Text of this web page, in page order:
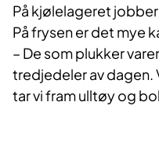
På kjølelageret
På frysen er det mye
– De som plukker
tredjedeler av dagen.
tar vi fram ulltøy og